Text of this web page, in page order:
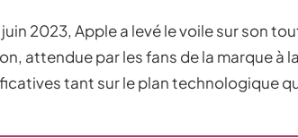
juin 2023, Apple a levé le voile sur son
attendue par les fans de la marque à
tant sur le plan technologique